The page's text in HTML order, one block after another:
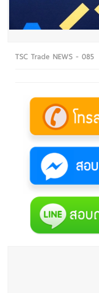
TSC Trade NEWS - 085